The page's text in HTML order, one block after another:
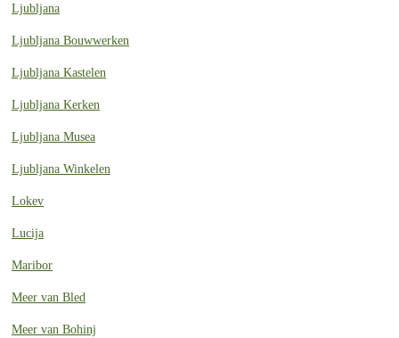
Ljubljana
Ljubljana Bouwwerken
Ljubljana Kastelen
Ljubljana Kerken
Ljubljana Musea
Ljubljana Winkelen
Lokev
Lucija
Maribor
Meer van Bled
Meer van Bohinj